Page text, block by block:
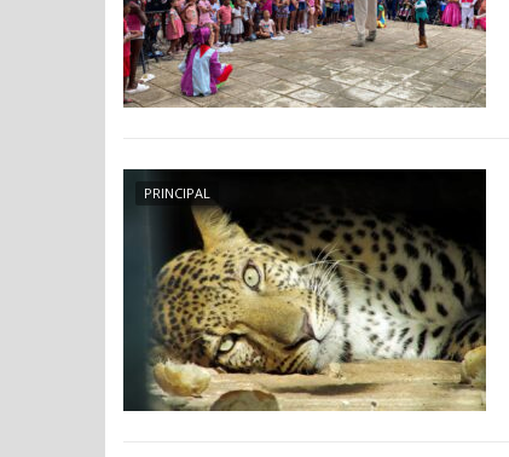
PRINCIPAL